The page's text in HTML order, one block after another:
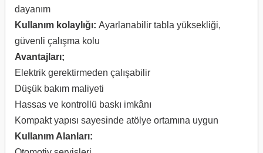
dayanım
Kullanım kolaylığı: Ayarlanabilir tabla yüksekliği,
güvenli çalışma kolu
Avantajları;
Elektrik gerektirmeden çalışabilir
Düşük bakım maliyeti
Hassas ve kontrollü baskı imkânı
Kompakt yapısı sayesinde atölye ortamına uygun
Kullanım Alanları: